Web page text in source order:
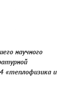
научного
«теплофизика и